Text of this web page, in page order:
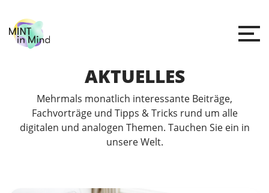
AKTUELLES
Mehrmals monatlich interessante Beiträge,
Fachvorträge und Tipps & Tricks rund um alle
digitalen und analogen Themen. Tauchen Sie ein in
unsere Welt.